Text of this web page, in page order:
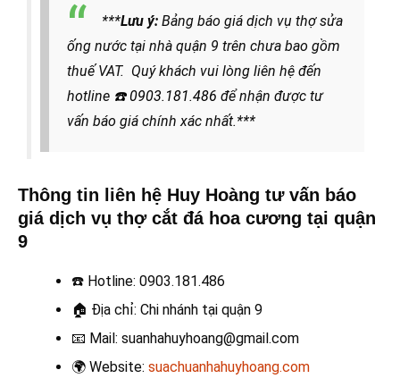
***Lưu ý: Bảng báo giá dịch vụ thợ sửa
ống nước tại nhà quận 9 trên chưa bao gồm
thuế VAT. Quý khách vui lòng liên hệ đến
hotline ☎️ 0903.181.486 để nhận được tư
vấn báo giá chính xác nhất.***
Thông tin liên hệ Huy Hoàng tư vấn báo
giá dịch vụ thợ cắt đá hoa cương tại quận
9
☎️ Hotline: 0903.181.486
🏠 Địa chỉ: Chi nhánh tại quận 9
📧 Mail: suanhahuyhoang@gmail.com
🌍 Website: suachuanhahuyhoang.com